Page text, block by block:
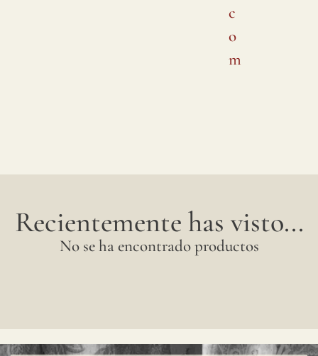
c
o
m
Recientemente has visto...
No se ha encontrado productos